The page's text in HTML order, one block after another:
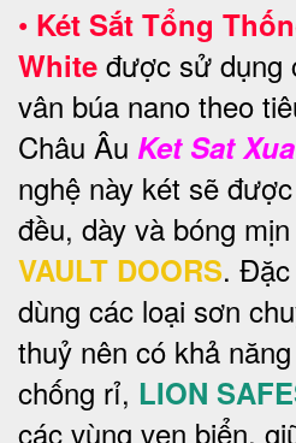
• Két Sắt Tổng
White được sử dụng
vân búa nano theo
Châu Âu Ket Sat
nghệ này két sẽ
đều, dày và bóng
VAULT DOORS.
dùng các loại sơn
thuỷ nên có khả
chống rỉ, LION
các vùng ven biển,